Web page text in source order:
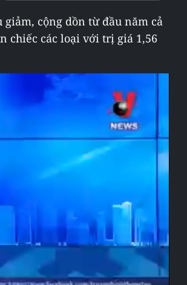
cộng dồn từ đầu năm cả
chiếc các loại với trị giá 1,56